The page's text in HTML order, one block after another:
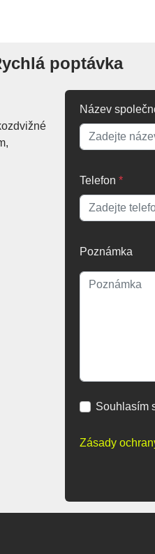
poptávka
Název
Telefon *
Poznámka
Souhlasím
Zásady